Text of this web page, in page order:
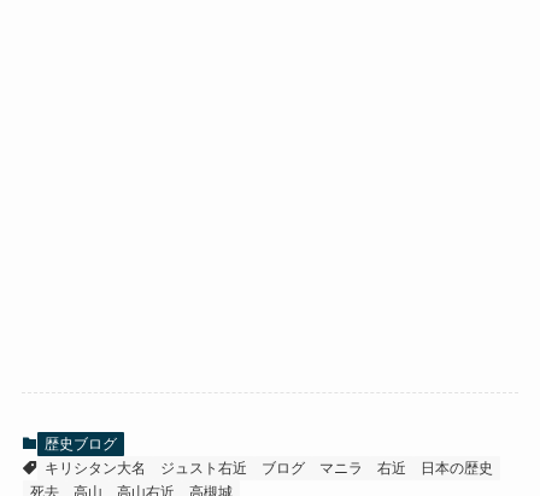
歴史ブログ
キリシタン大名
ジュスト右近 ブログ マニラ 右近
日本の歴史
死去
高山 高山右近 高槻城